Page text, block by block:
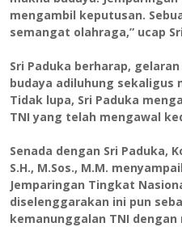
mengambil keputusan.
semangat olahraga,” ucap
Sri Paduka berharap,
budaya adiluhung
Tidak lupa, Sri Paduka
TNI yang telah mengawal
Senada dengan Sri Paduka,
S.H., M.Sos., M.M.
Jemparingan Tingkat
diselenggarakan ini pun
kemanunggalan TNI